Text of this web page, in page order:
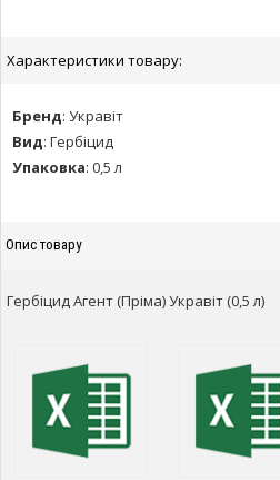
Характеристики товару:
Бренд: Укравіт
Вид: Гербіцид
Упаковка: 0,5 л
Опис товару
Гербіцид Агент (Пріма) Укравіт (0,5 л)